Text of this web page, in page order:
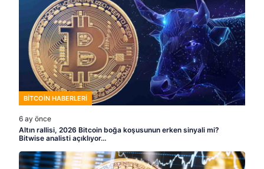
BITCOIN HABERLERI
6 ay önce
Altın rallisi, 2026 Bitcoin boğa koşusunun erken sinyali mi?
Bitwise analisti açıklıyor…